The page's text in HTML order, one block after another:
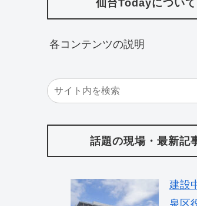
仙台Todayについて
各コンテンツの説明
話題の現場・最新記
建設